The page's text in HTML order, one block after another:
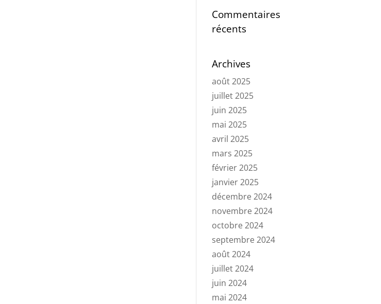
Commentaires
récents
Archives
août 2025
juillet 2025
juin 2025
mai 2025
avril 2025
mars 2025
février 2025
janvier 2025
décembre 2024
novembre 2024
octobre 2024
septembre 2024
août 2024
juillet 2024
juin 2024
mai 2024